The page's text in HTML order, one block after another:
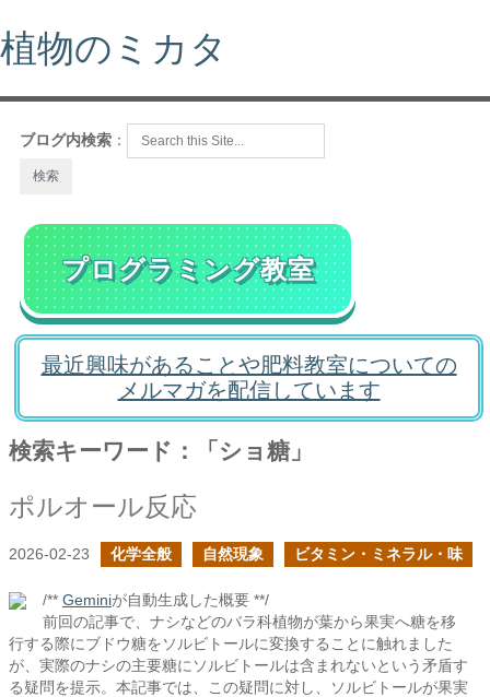
植物のミカタ
ブログ内検索 ：
プログラミング教室
最近興味があることや肥料教室についての
メルマガを配信しています
検索キーワード：「ショ糖」
ポルオール反応
2026-02-23 化学全般 自然現象 ビタミン・ミネラル・味
/** Geminiが自動生成した概要 **/
前回の記事で、ナシなどのバラ科植物が葉から果実へ糖を移
行する際にブドウ糖をソルビトールに変換することに触れました
が、実際のナシの主要糖にソルビトールは含まれないという矛盾す
る疑問を提示。本記事では、この疑問に対し、ソルビトールが果実